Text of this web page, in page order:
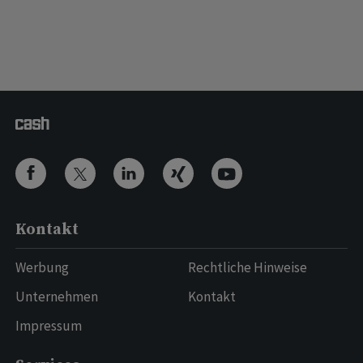
Kontakt
Werbung
Unternehmen
Impressum
Rechtliche Hinweise
Kontakt